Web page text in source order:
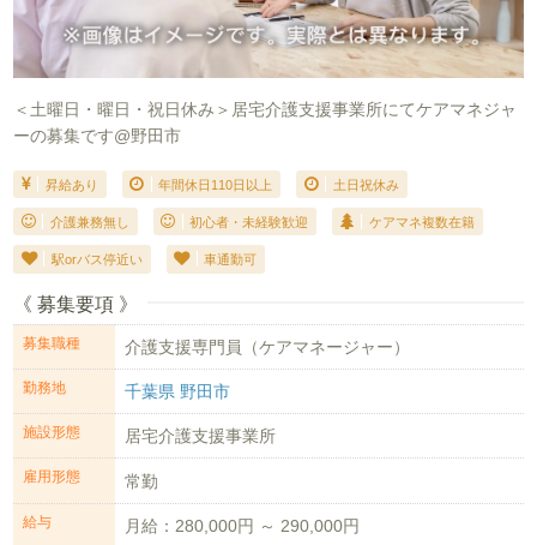
＜土曜日・曜日・祝日休み＞居宅介護支援事業所にてケアマネジャ
ーの募集です@野田市
昇給あり 年間休日110日以上 土日祝休み
介護兼務無し 初心者・未経験歓迎 ケアマネ複数在籍
駅orバス停近い 車通勤可
《 募集要項 》
募集職種 介護支援専門員（ケアマネージャー）
勤務地 千葉県 野田市
施設形態 居宅介護支援事業所
雇用形態 常勤
給与 月給：280,000円 ～ 290,000円